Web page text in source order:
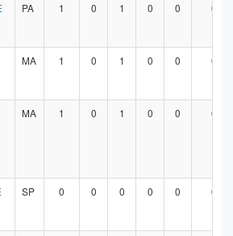
PA 1 0 1 0 0 0
MA 1 0 1 0 0 0
MA 1 0 1 0 0 0
SP 0 0 0 0 0 0